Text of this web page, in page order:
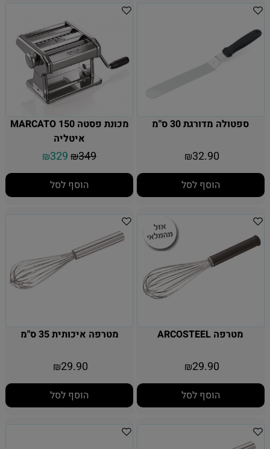
ספטולה מדורגת 30 ס"מ
₪32.90
הוסף לסל
מכונת פסטה MARCATO 150
איטליה
₪349
₪329
הוסף לסל
מטרפה ARCOSTEEL
₪29.90
הוסף לסל
מטרפה איכותית 35 ס"מ
₪29.90
הוסף לסל